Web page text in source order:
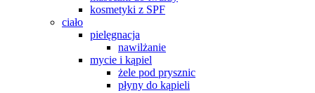
kosmetyki z SPF
ciało
pielęgnacja
nawilżanie
mycie i kąpiel
żele pod prysznic
płyny do kąpieli